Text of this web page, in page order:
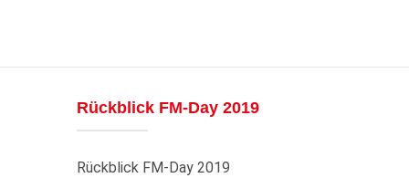
Rückblick FM-Day 2019
Rückblick FM-Day 2019